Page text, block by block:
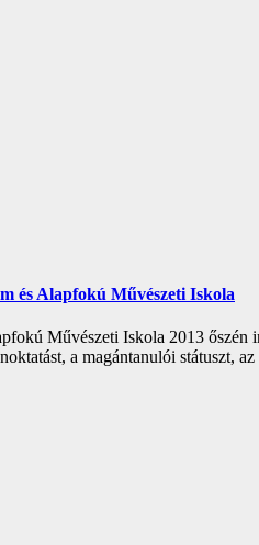
és Alapfokú Művészeti Iskola
Művészeti Iskola 2013
a magántanulói státuszt,